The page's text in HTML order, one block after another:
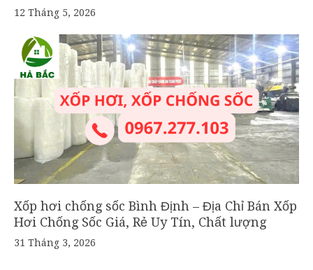
12 Tháng 5, 2026
Xốp hơi chống sốc Bình Định – Địa Chỉ Bán Xốp
Hơi Chống Sốc Giá, Rẻ Uy Tín, Chất lượng
31 Tháng 3, 2026